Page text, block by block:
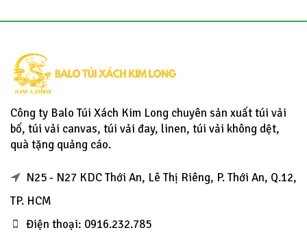
Công ty Balo Túi Xách Kim Long chuyên sản xuất túi vải
bố, túi vải canvas, túi vải đay, linen, túi vải không dệt,
quà tặng quảng cáo.
N25 - N27 KDC Thới An, Lê Thị Riêng, P. Thới An, Q.12,
TP. HCM
Điện thoại: 0916.232.785